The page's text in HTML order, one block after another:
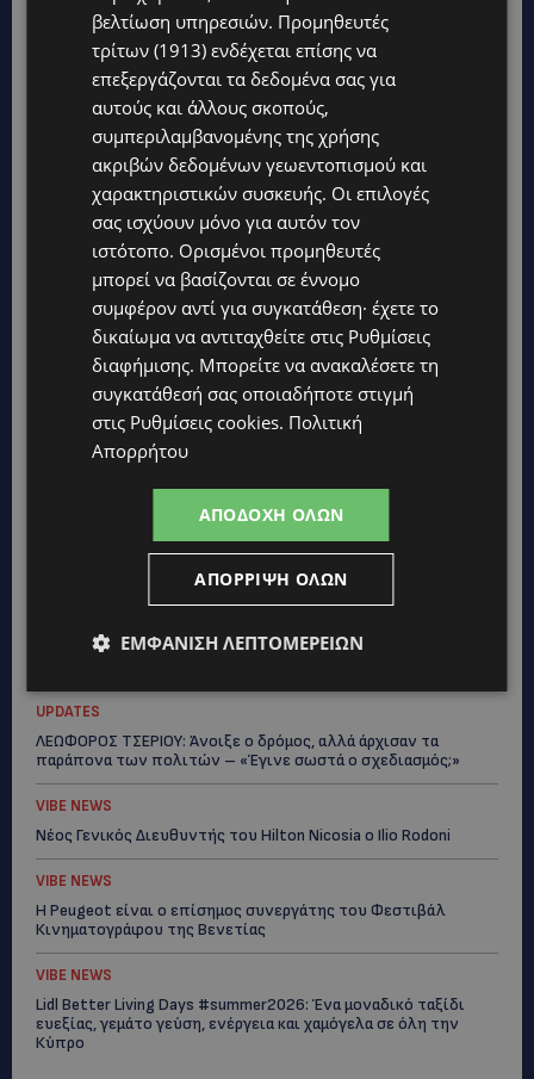
Topics
VIBE NEWS
Η Arla Protein συνεχίζει να καινοτομεί με το Arla Protein Food
ΜΑΚΑΡΙΟΣ ΔΡΟΥΣΙΩΤΗΣ: «Δεν ξεκινήσαμε μόνοι μας» – Η
Αστυνομία ξεκαθαρίζει πώς άρχισε η έρευνα
Όλα ξεκίνησαν για ένα δωμάτιο
Κύπρου – Ελλάδας το 2027-Πότε θα κριθεί η συνέχεια από το
UPDATES
ΛΕΩΦΟΡΟΣ ΤΣΕΡΙΟΥ: Άνοιξε ο δρόμος, αλλά άρχισαν τα
παράπονα των πολιτών – «Έγινε σωστά ο σχεδιασμός;»
VIBE NEWS
Νέος Γενικός Διευθυντής του Hilton Nicosia ο Ilio Rodoni
VIBE NEWS
Η Peugeot είναι ο επίσημος συνεργάτης του Φεστιβάλ
Κινηματογράφου της Βενετίας
VIBE NEWS
Lidl Better Living Days #summer2026: Ένα μοναδικό ταξίδι
ευεξίας, γεμάτο γεύση, ενέργεια και χαμόγελα σε όλη την
Κύπρο
βελτίωση υπηρεσιών. Προμηθευτές
τρίτων (1913) ενδέχεται επίσης να
επεξεργάζονται τα δεδομένα σας για
αυτούς και άλλους σκοπούς,
συμπεριλαμβανομένης της χρήσης
ακριβών δεδομένων γεωεντοπισμού και
χαρακτηριστικών συσκευής. Οι επιλογές
σας ισχύουν μόνο για αυτόν τον
ιστότοπο. Ορισμένοι προμηθευτές
μπορεί να βασίζονται σε έννομο
συμφέρον αντί για συγκατάθεση· έχετε το
δικαίωμα να αντιταχθείτε στις Ρυθμίσεις
διαφήμισης. Μπορείτε να ανακαλέσετε τη
συγκατάθεσή σας οποιαδήποτε στιγμή
στις Ρυθμίσεις cookies. Πολιτική
Απορρήτου
ΑΠΟΔΟΧΉ ΌΛΩΝ
ΑΠΌΡΡΙΨΗ ΌΛΩΝ
ΕΜΦΆΝΙΣΗ ΛΕΠΤΟΜΕΡΕΙΏΝ